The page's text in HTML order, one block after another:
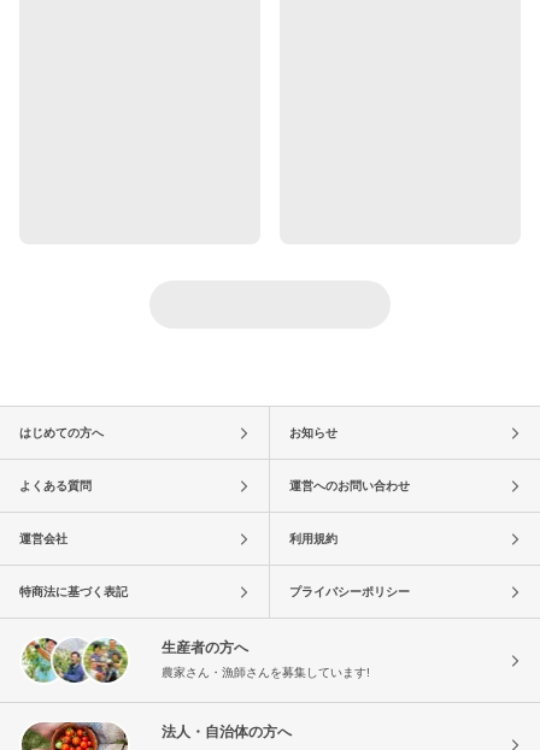
はじめての方へ お知らせ
よくある質問 運営へのお問い合わせ
運営会社 利用規約
特商法に基づく表記 プライバシーポリシー
生産者の方へ
農家さん・漁師さんを募集しています!
法人・自治体の方へ